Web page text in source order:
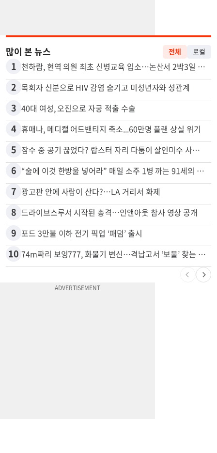
많이 본 뉴스 전체 로컬
1 천하람, 현역 의원 최초 신병교육 입소…논산서 2박3일 생활
2 목회자 신분으로 HIV 감염 숨기고 미성년자와 성관계
3 40대 여성, 오진으로 자궁 적출 수술
4 휴매나, 메디캘 어드밴티지 축소...60만명 플랜 상실 위기
5 잠수 중 공기 끊었다? 랍스터 자리 다툼이 살인미수 사건으로
6 “술에 이것 한방울 넣어라” 매일 소주 1병 까는 91세의 철칙
7 광고판 안에 사람이 산다?…LA 거리서 화제
8 드라이브스루서 시작된 총격…인앤아웃 참사 영상 공개
9 포드 3만불 이하 전기 픽업 ‘패덤’ 출시
10 74m짜리 보잉777, 화물기 변신…격납고서 ‘보물’ 찾는 인천공항